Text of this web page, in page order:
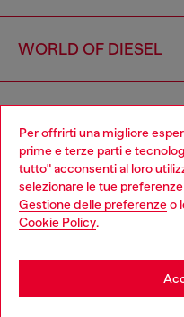
Per offrirti una migliore
prime e terze parti e
tutto" acconsenti al loro
selezionare le tue
Gestione delle preferenzeo
Cookie Policy.
WORLD OF DIESEL
Country: IT
Choose your location
You are currently browsing
be based in United States